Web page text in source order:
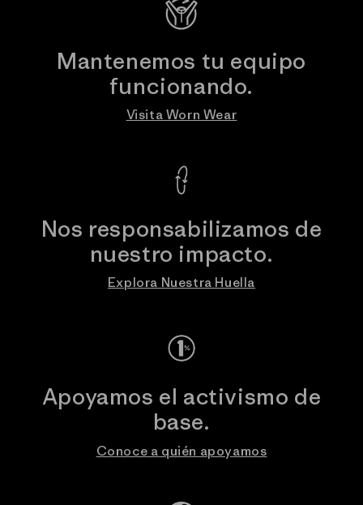
Mantenemos tu equipo
funcionando.
Visita Worn Wear
Nos responsabilizamos de
nuestro impacto.
Explora Nuestra Huella
Apoyamos el activismo de
base.
Conoce a quién apoyamos